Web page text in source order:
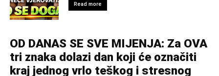
Read more
OD DANAS SE SVE MIJENJA: Za OVA
tri znaka dolazi dan koji će označiti
kraj jednog vrlo teškog i stresnog